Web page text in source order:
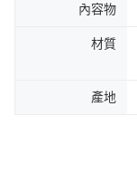
內容物
材質
產地